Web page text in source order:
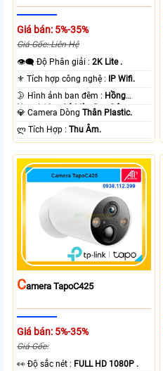
Giá bán: 5%-35%
Giá Gốc: Liên Hệ
👁️‍🗨 Độ Phân giải :2K Lite .
⚜️ Tích hợp công nghệ :
IP Wifi.
🌛 Hình ảnh ban đêm : Hồng
Ngoại 10m Có Màu Ban Ðêm.
💎 Camera DòngThân Plastic.
️ლ Tích Hợp :Thu Âm.
CAmera TapoC425
Giá bán: 5%-35%
Giá Gốc:
️👀 Độ sắc nét : FULL HD 1080P .